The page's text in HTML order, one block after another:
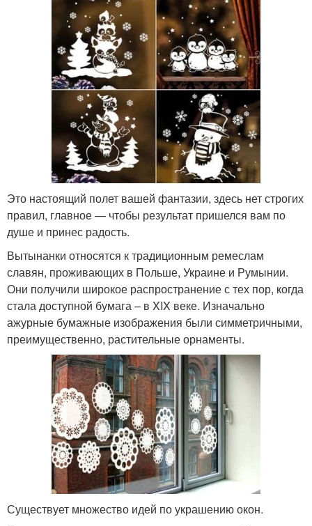
Это настоящий полет вашей фантазии, здесь нет строгих
правил, главное — чтобы результат пришелся вам по
душе и принес радость.
Вытынанки относятся к традиционным ремеслам
славян, проживающих в Польше, Украине и Румынии.
Они получили широкое распространение с тех пор, когда
стала доступной бумага – в XIX веке. Изначально
ажурные бумажные изображения были симметричными,
преимущественно, растительные орнаменты.
Существует множество идей по украшению окон.